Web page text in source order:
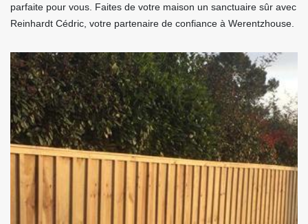
parfaite pour vous. Faites de votre maison un sanctuaire sûr avec
Reinhardt Cédric, votre partenaire de confiance à Werentzhouse.